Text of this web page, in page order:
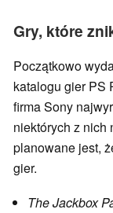
Gry, które
Początkowo
katalogu gier PS
firma Sony
niektórych z nich
planowane jest,
gier.
The Jackbox